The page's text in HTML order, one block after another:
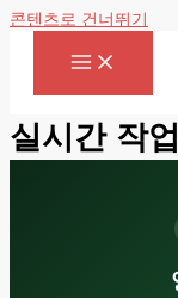
콘텐츠로 건너뛰기
실시간 작